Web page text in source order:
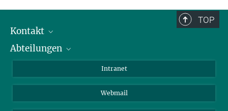
TOP
Kontakt
Mitarbeiterverzeichnis
Abteilungen
Biomolekulare Systeme
Kolloidchemie
Intranet
Webmail